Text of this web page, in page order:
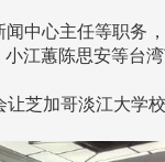
中心主任等职务
江蕙陈思安等台湾
芝加哥淡江大学